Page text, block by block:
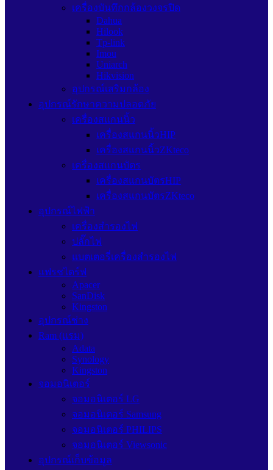
เครื่องบันทึกกล้องวงจรปิด
Dahua
Hilook
Tp-link
Imou
Uniarch
Hikvision
อุปกรณ์เสริมกล้อง
อุปกรณ์รักษาความปลอดภัย
เครื่องสแกนนิ้ว
เครื่องสแกนนิ้วHIP
เครื่องสแกนนิ้วZKteco
เครื่องสแกนบัตร
เครื่องสแกนบัตรHIP
เครื่องสแกนบัตรZKteco
อุปกรณ์ไฟฟ้า
เครื่องสำรองไฟ
ปลั๊กไฟ
แบตเตอรี่เครื่องสำรองไฟ
แฟรชไดร์ฟ
Apacer
SanDisk
Kingston
อุปกรณ์ช่าง
Ram (แรม)
Adata
Synology
Kingston
จอมอนิเตอร์
จอมอนิเตอร์ LG
จอมอนิเตอร์ Samsung
จอมอนิเตอร์ PHILIPS
จอมอนิเตอร์ Viewsonic
อุปกรณ์เก็บข้อมูล